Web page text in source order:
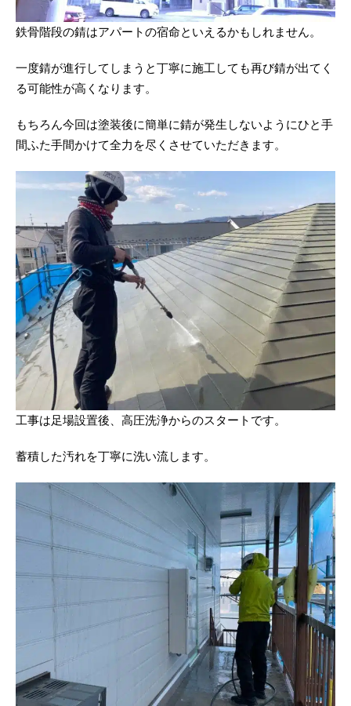
鉄骨階段の錆はアパートの宿命といえるかもしれません。
一度錆が進行してしまうと丁寧に施工しても再び錆が出てく
る可能性が高くなります。
もちろん今回は塗装後に簡単に錆が発生しないようにひと手
間ふた手間かけて全力を尽くさせていただきます。
工事は足場設置後、高圧洗浄からのスタートです。
蓄積した汚れを丁寧に洗い流します。